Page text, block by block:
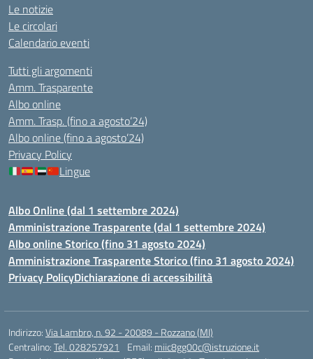
Le notizie
Le circolari
Calendario eventi
Tutti gli argomenti
Amm. Trasparente
Albo online
Amm. Trasp. (fino a agosto’24)
Albo online (fino a agosto’24)
Privacy Policy
Lingue
Albo Online (dal 1 settembre 2024)
Amministrazione Trasparente (dal 1 settembre 2024)
Albo online Storico (fino 31 agosto 2024)
Amministrazione Trasparente Storico (fino 31 agosto 2024)
Privacy PolicyDichiarazione di accessibilità
Indirizzo:Via Lambro, n. 92 - 20089 - Rozzano (MI)
Centralino:Tel. 028257921 Email: miic8gg00c@istruzione.it